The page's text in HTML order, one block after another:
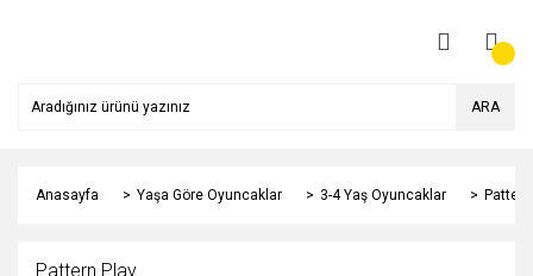
ARA
Anasayfa Yaşa Göre Oyuncaklar 3-4 Yaş Oyuncaklar
Pattern Play